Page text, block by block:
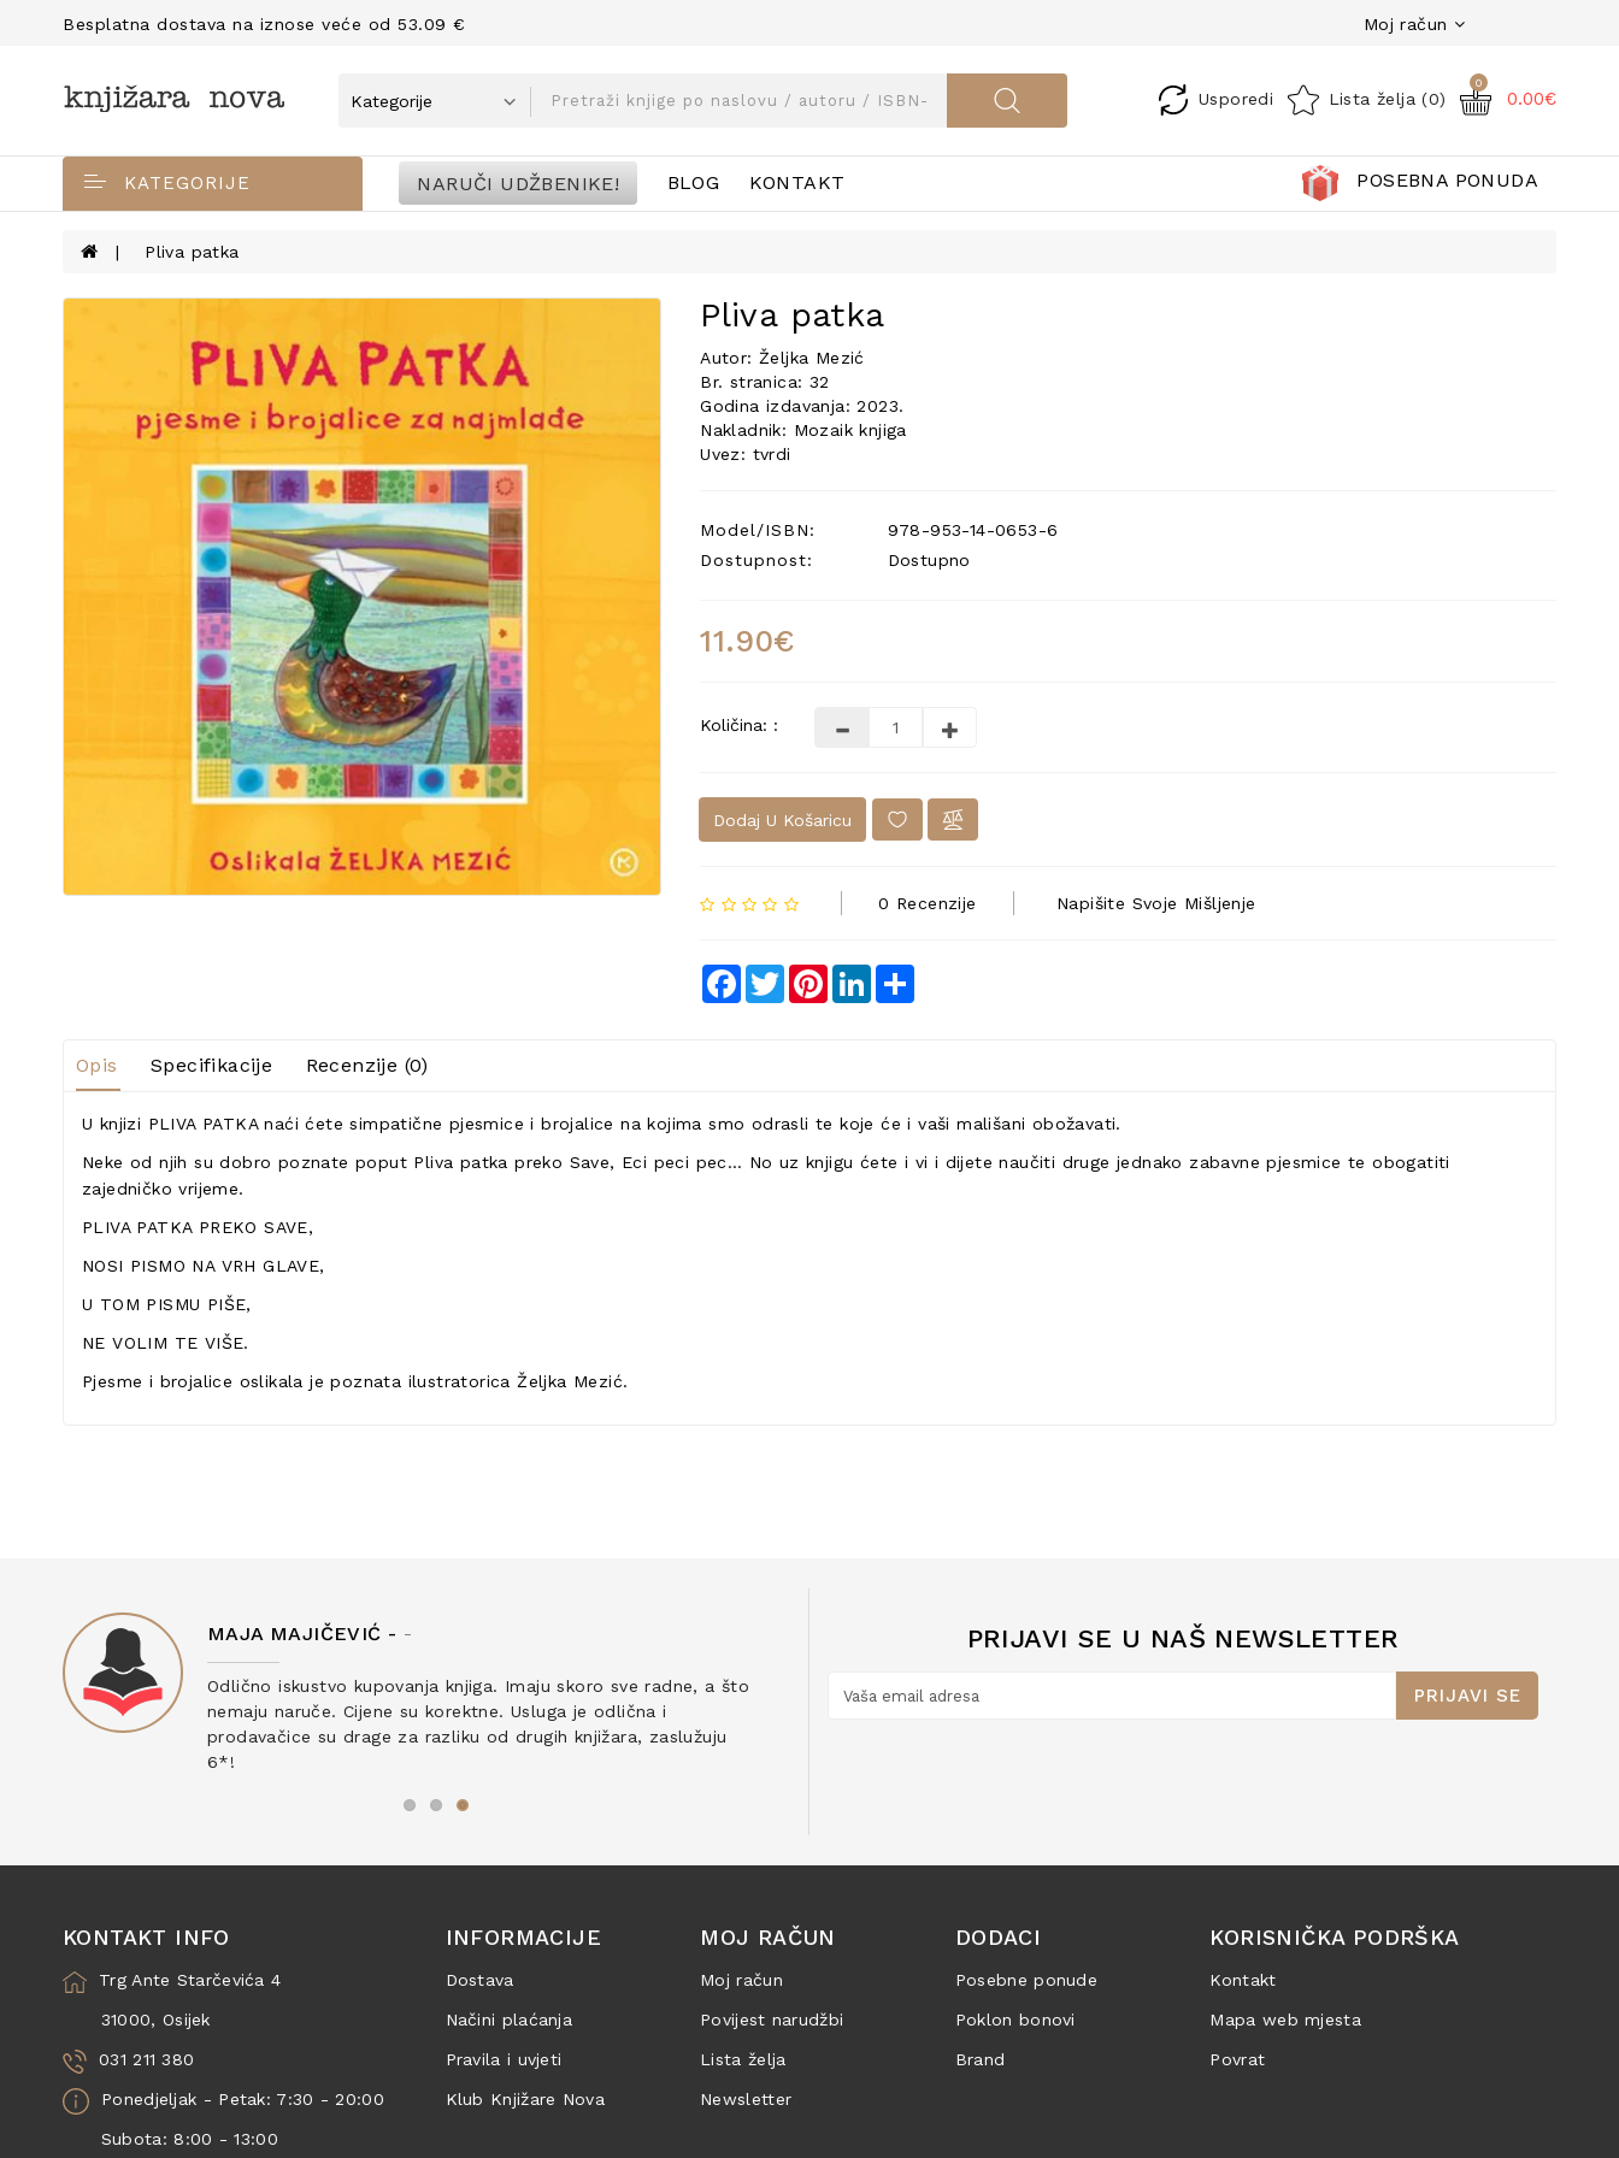
Besplatna dostava na iznose veće od 53.09 € Moj račun
Usporedi Lista želja (0)
0
0.00€
KATEGORIJE NARUČI UDŽBENIKE! BLOG KONTAKT POSEBNA PONUDA
Pliva patka
Pliva patka
Autor: Željka Mezić
Br. stranica: 32
Godina izdavanja: 2023.
Nakladnik: Mozaik knjiga
Uvez: tvrdi
Model/ISBN:
978-953-14-0653-6
Dostupnost:
Dostupno
11.90€
Količina: :
Dodaj U Košaricu
0 Recenzije Napišite Svoje Mišljenje
Facebook
TwitterPinterestLinkedIn
Opis Specifikacije Recenzije (0)
U knjizi PLIVA PATKA naći ćete simpatične pjesmice i brojalice na kojima smo odrasli te koje će i vaši mališani obožavati.
Neke od njih su dobro poznate poput Pliva patka preko Save, Eci peci pec… No uz knjigu ćete i vi i dijete naučiti druge jednako zabavne pjesmice te obogatiti
zajedničko vrijeme.
PLIVA PATKA PREKO SAVE,
NOSI PISMO NA VRH GLAVE,
U TOM PISMU PIŠE,
NE VOLIM TE VIŠE.
Pjesme i brojalice oslikala je poznata ilustratorica Željka Mezić.
MAJA MAJIČEVIĆ - -
Odlično iskustvo kupovanja knjiga. Imaju skoro sve radne, a što
nemaju naruče. Cijene su korektne. Usluga je odlična i
prodavačice su drage za razliku od drugih knjižara, zaslužuju
6*!
PRIJAVI SE U NAŠ NEWSLETTER
PRIJAVI SE
KONTAKT INFO
Trg Ante Starčevića 4
31000, Osijek
031 211 380
Ponedjeljak - Petak: 7:30 - 20:00
Subota: 8:00 - 13:00
INFORMACIJE
Dostava
Načini plaćanja
Pravila i uvjeti
Klub Knjižare Nova
MOJ RAČUN
Moj račun
Povijest narudžbi
Lista želja
Newsletter
DODACI
Posebne ponude
Poklon bonovi
Brand
KORISNIČKA PODRŠKA
Kontakt
Mapa web mjesta
Povrat